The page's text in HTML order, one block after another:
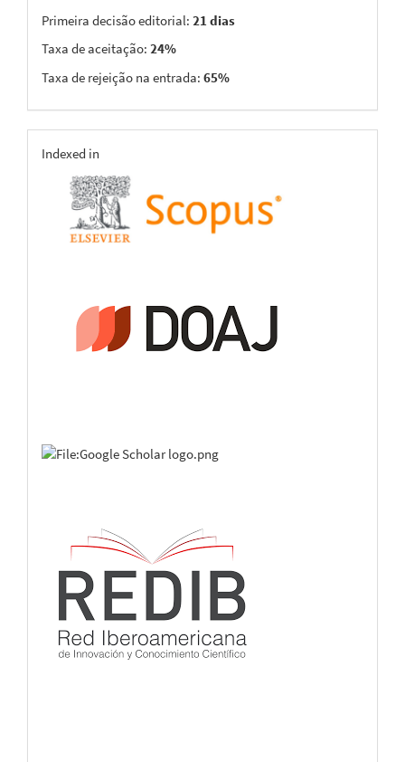
Primeira decisão editorial: 21 dias
Taxa de aceitação: 24%
Taxa de rejeição na entrada: 65%
indexing
Indexed in